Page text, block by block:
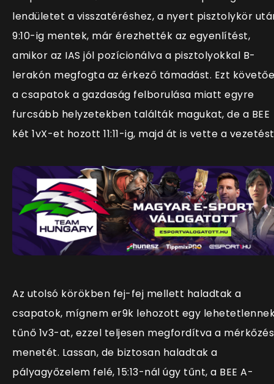
lendületet a visszatéréshez, a nyert pisztolykör
9:10-ig mentek, már érezhették az egyenlítést,
amikor az IAS jól pozícionálva a pisztolyokkal B-
lerakón megfogta az érkező támadást. Ezt
a csapatok a gazdaság felborulása miatt egyre
furcsább helyzetekben találták magukat, de a BEE
két 1vX-et hozott 11:11-ig, majd át is vette a
Az utolsó körökben fej-fej mellett haladtak a
csapatok, mígnem er9k lehozott egy
tűnő 1v3-at, ezzel teljesen megfordítva a mérkőzés
menetét. Lassan, de biztosan haladtak a
pályagyőzelem felé, 15:13-nál úgy tűnt, a BEE A-